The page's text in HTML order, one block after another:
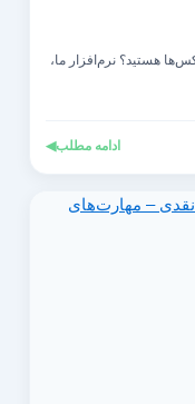
هستید؟ نرم‌افزار ما،
ادامه مطلب◀